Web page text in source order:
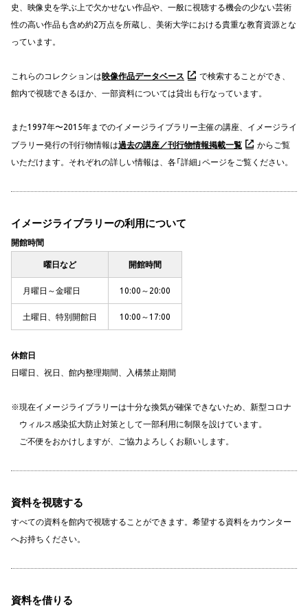
史、映像史を学ぶ上で欠かせない作品や、一般に視聴する機会の少ない芸術
性の高い作品も含め約2万点を所蔵し、美術大学における貴重な教育資源とな
っています。
これらのコレクションは映像作品データベース
で検索することができ、
館内で視聴できるほか、一部資料については貸出も行なっています。
また1997年〜2015年までのイメージライブラリー主催の講座、イメージライ
ブラリー発行の刊行物情報は過去の講座／刊行物情報掲載一覧
からご覧
いただけます。それぞれの詳しい情報は、各「詳細」ページをご覧ください。
イメージライブラリーの利用について
開館時間
曜日など
開館時間
月曜日～金曜日 10:00～20:00
土曜日、特別開館日 10:00～17:00
休館日
日曜日、祝日、館内整理期間、入構禁止期間
現在イメージライブラリーは十分な換気が確保できないため、新型コロナ
ウィルス感染拡大防止対策として一部利用に制限を設けています。
ご不便をおかけしますが、ご協力よろしくお願いします。
資料を視聴する
すべての資料を館内で視聴することができます。希望する資料をカウンター
へお持ちください。
資料を借りる